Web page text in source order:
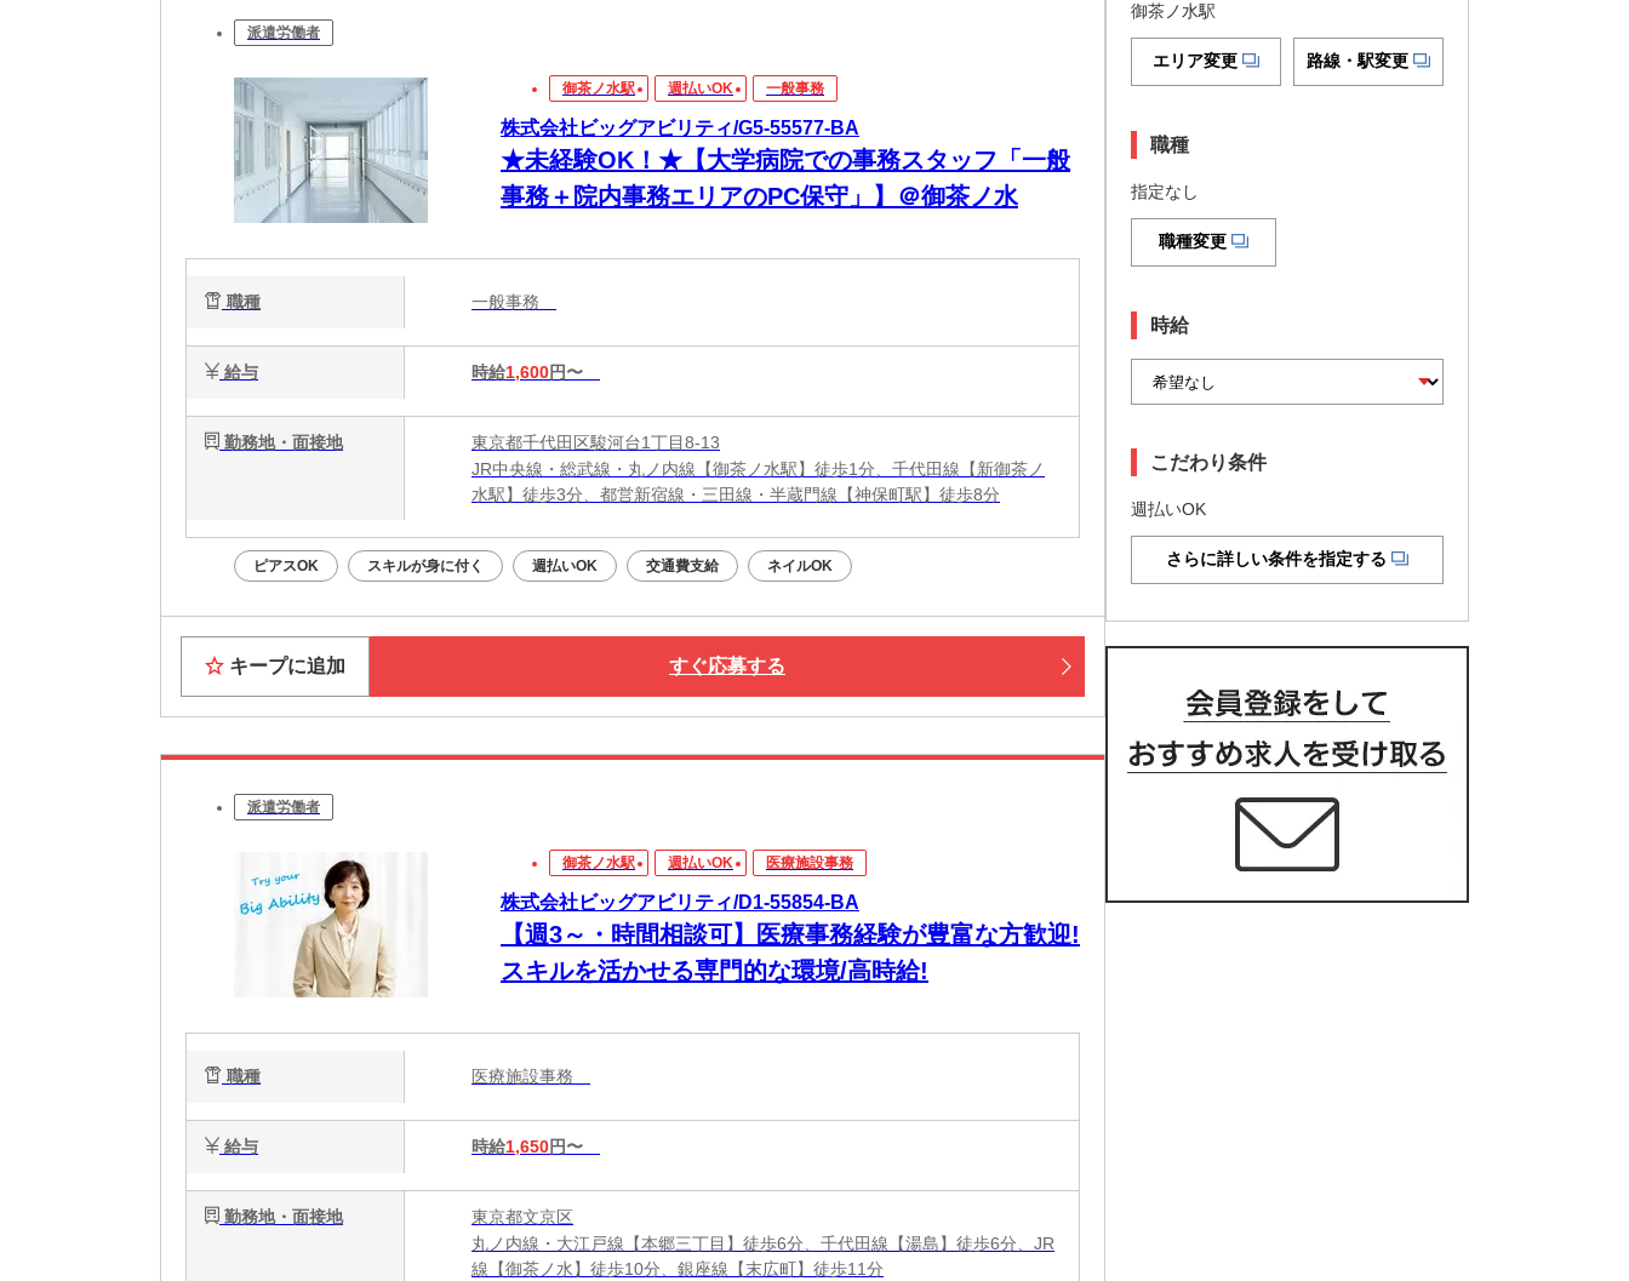
派遣労働者
御茶ノ水駅 週払いOK 一般事務
株式会社ビッグアビリティ/G5-55577-BA
★未経験OK！★【大学病院での事務スタッフ「一般
事務＋院内事務エリアのPC保守」】＠御茶ノ水
職種 一般事務
給与 時給1,600円〜
勤務地・面接地
東京都千代田区駿河台1丁目8-13
JR中央線・総武線・丸ノ内線【御茶ノ水駅】徒歩1分、千代田線【新御茶ノ
水駅】徒歩3分、都営新宿線・三田線・半蔵門線【神保町駅】徒歩8分
ピアスOK スキルが身に付く 週払いOK 交通費支給 ネイルOK
キープに追加 すぐ応募する
派遣労働者
御茶ノ水駅 週払いOK 医療施設事務
株式会社ビッグアビリティ/D1-55854-BA
【週3～・時間相談可】医療事務経験が豊富な方歓迎!
スキルを活かせる専門的な環境/高時給!
職種 医療施設事務
給与 時給1,650円〜
勤務地・面接地
東京都文京区
丸ノ内線・大江戸線【本郷三丁目】徒歩6分、千代田線【湯島】徒歩6分、JR
線【御茶ノ水】徒歩10分、銀座線【末広町】徒歩11分
御茶ノ水駅
エリア変更 路線・駅変更
職種
指定なし
職種変更
時給
こだわり条件
週払いOK
さらに詳しい条件を指定する